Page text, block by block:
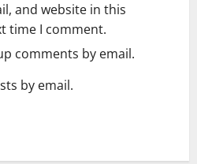
and website in this
time I comment.
comments by email.
by email.